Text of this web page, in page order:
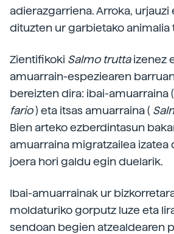
adierazgarriena. Arroka, urjauzi
dituzten ur garbietako animalia
Zientifikoki Salmo truttaizenez
amuarrain-espeziearen
bereizten dira: ibai-amuarraina (
fario) eta itsas amuarraina (
Bien arteko ezberdintasun
amuarraina migratzailea izatea
joera hori galdu egin duelarik.
Ibai-amuarrainak ur
moldaturiko gorputz luze eta
sendoan begien atzealdearen